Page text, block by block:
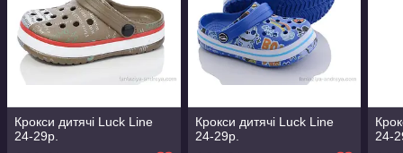
Крокси дитячі Luck Line
24-29р.
Крокси дитячі Luck Line
24-29р.
24-